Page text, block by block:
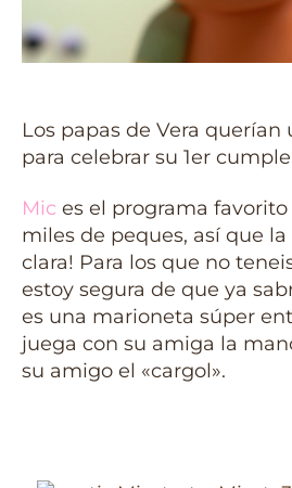
Los papas de Vera querían
para celebrar su 1er
Mic es el programa favorito
miles de peques, así que
clara! Para los que no
estoy segura de que ya
es una marioneta súper
juega con su amiga la
su amigo el «cargol».